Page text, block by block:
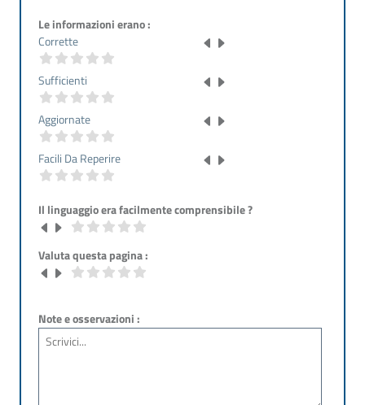
Le informazioni erano :
Corrette
Sufficienti
Aggiornate
Facili Da Reperire
Il linguaggio era facilmente comprensibile ?
Valuta questa pagina :
Note e osservazioni :